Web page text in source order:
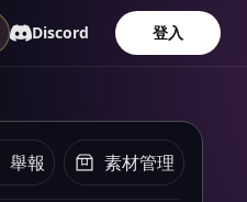
Discord 登入
舉報 素材管理